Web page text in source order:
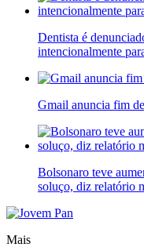
Dentista é
intencionalmente
Gmail anuncia fim
Bolsonaro teve
soluço, diz relatório
Mais